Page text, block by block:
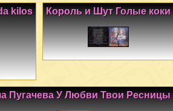
Король и Шут Голые коки
kilos
Пугачева У Любви Твои Ресницы